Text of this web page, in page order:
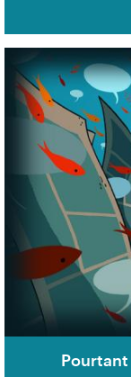
Pourtant